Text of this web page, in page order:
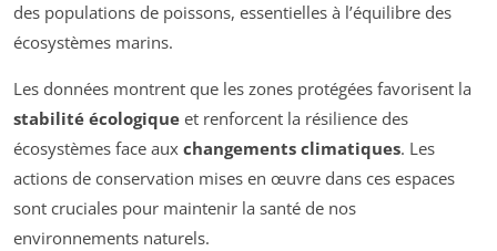
des populations de poissons, essentielles à l’équilibre des
écosystèmes marins.
Les données montrent que les zones protégées favorisent la
stabilité écologique et renforcent la résilience des
écosystèmes face aux changements climatiques. Les
actions de conservation mises en œuvre dans ces espaces
sont cruciales pour maintenir la santé de nos
environnements naturels.